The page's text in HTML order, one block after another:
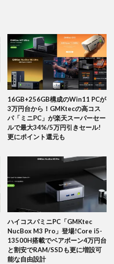
16GB+256GB構成のWin11 PCが
3万円台から！GMKtecの高コス
パ「ミニPC」が楽天スーパーセー
ルで最大34%/5万円引きセール!
更にポイント還元も
ハイコスパミニPC「GMKtec
NucBox M3 Pro」登場!Core i5-
13500H搭載でベアボーン4万円台
と割安でRAM/SSDも更に増設可
能な自由設計